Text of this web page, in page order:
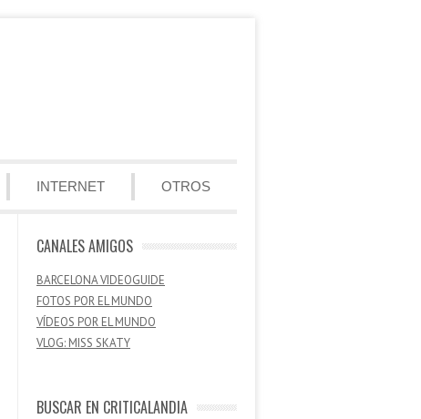
INTERNET OTROS
CANALES AMIGOS
BARCELONA VIDEOGUIDE
FOTOS POR EL MUNDO
VÍDEOS POR EL MUNDO
VLOG: MISS SKATY
BUSCAR EN CRITICALANDIA